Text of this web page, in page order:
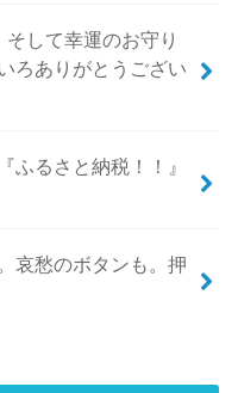
して幸運のお守り
ろありがとうござい
るさと納税！！』
哀愁のボタンも。押